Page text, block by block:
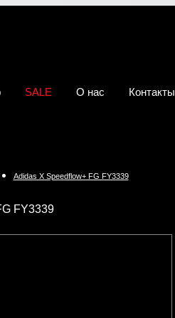
SALE О нас Контакты
Adidas X Speedflow+ FG FY3339
FY3339